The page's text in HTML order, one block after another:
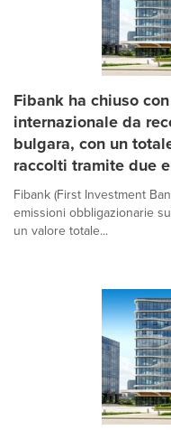
Fibank ha chiuso
internazionale da
bulgara, con un
raccolti tramite due
Fibank (First Investment
emissioni obbligazionarie
un valore totale...